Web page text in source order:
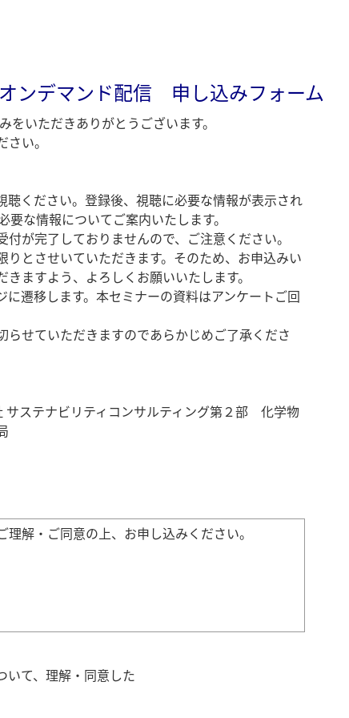
ンデマンド配信 申し込みフォーム
いただきありがとうございます。
い。
ください。登録後、視聴に必要な情報が表示され
な情報についてご案内いたします。
が完了しておりませんので、ご注意ください。
とさせいていただきます。そのため、お申込みい
ますよう、よろしくお願いいたします。
遷移します。本セミナーの資料はアンケートご回
せていただきますのであらかじめご了承くださ
サステナビリティコンサルティング第２部 化学物
解・ご同意の上、お申し込みください。
いて、理解・同意した